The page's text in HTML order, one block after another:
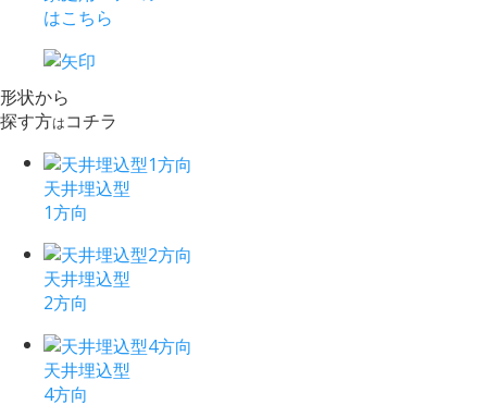
はこちら
形状から
探す方はコチラ
天井埋込型
1方向
天井埋込型
2方向
天井埋込型
4方向